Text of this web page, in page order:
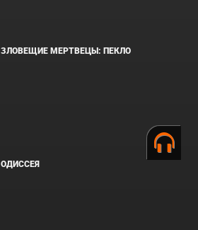
ЗЛОВЕЩИЕ МЕРТВЕЦЫ: ПЕКЛО
ОДИССЕЯ